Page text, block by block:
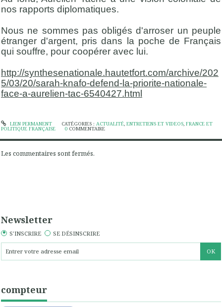
nos rapports diplomatiques.
Nous ne sommes pas obligés d'arroser un peuple
étranger d'argent, pris dans la poche de Français
qui souffre, pour coopérer avec lui.
http://synthesenationale.hautetfort.com/archive/202
5/03/20/sarah-knafo-defend-la-priorite-nationale-
face-a-aurelien-tac-6540427.html
LIEN PERMANENT CATÉGORIES : ACTUALITÉ, ENTRETIENS ET VIDEOS, FRANCE ET
POLITIQUE FRANÇAISE 0 COMMENTAIRE
Les commentaires sont fermés.
Newsletter
S'INSCRIRE SE DÉSINSCRIRE
compteur